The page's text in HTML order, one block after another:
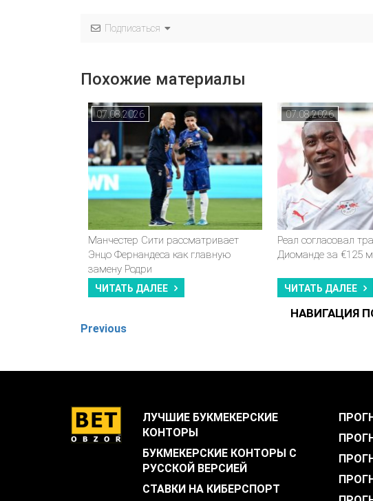
Подписаться
Похожие материалы
07.08.2026
Манчестер Сити рассматривает
Энцо Фернандеса как главную
замену Родри
ЧИТАТЬ ДАЛЕЕ
07.08.2026
Реал согласовал
Диоманде за €125
ЧИТАТЬ ДАЛЕЕ
НАВИГАЦИЯ
Previous
ЛУЧШИЕ БУКМЕКЕРСКИЕ
КОНТОРЫ
БУКМЕКЕРСКИЕ КОНТОРЫ С
РУССКОЙ ВЕРСИЕЙ
СТАВКИ НА КИБЕРСПОРТ